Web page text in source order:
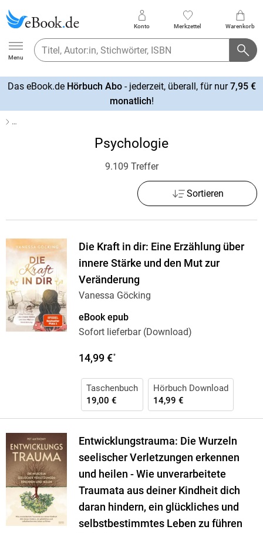
Ebook.de
Menu
Konto Merkzettel Warenkorb
Das eBook.de Hörbuch Abo- jederzeit, überall, für nur7,95 €
monatlich!
…
Psychologie
9.109 Treffer
Sortieren
Die Kraft in dir: Eine Erzählung über
innere Stärke und den Mut zur
Veränderung
Vanessa Göcking
eBook epub
Sofort lieferbar (Download)
14,99 €*
Taschenbuch
19,00 €
Hörbuch Download
14,99 €
Entwicklungstrauma: Die Wurzeln
seelischer Verletzungen erkennen
und heilen - Wie unverarbeitete
Traumata aus deiner Kindheit dich
daran hindern, ein glückliches und
selbstbestimmtes Leben zu führen